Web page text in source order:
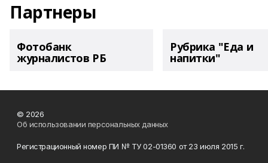
Партнеры
Фотобанк
журналистов РБ
Рубрика "Еда и
напитки"
© 2026
Об использовании персональных данных
Регистрационный номер ПИ № ТУ 02-01360 от 23 июля 2015 г.